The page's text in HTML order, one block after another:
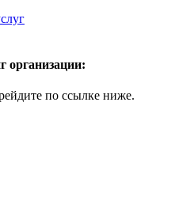
организации:
по ссылке ниже.